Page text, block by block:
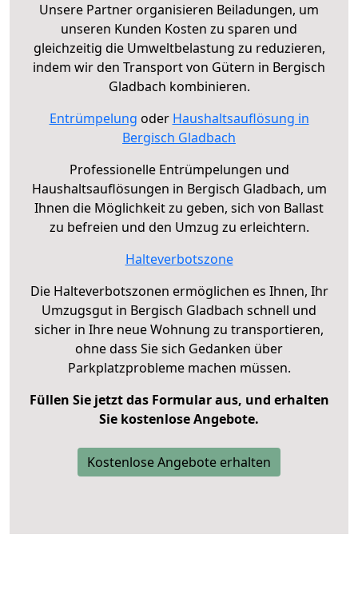
Unsere Partner organisieren Beiladungen, um
unseren Kunden Kosten zu sparen und
gleichzeitig die Umweltbelastung zu reduzieren,
indem wir den Transport von Gütern in Bergisch
Gladbach kombinieren.
Entrümpelung oder Haushaltsauflösung in
Bergisch Gladbach
Professionelle Entrümpelungen und
Haushaltsauflösungen in Bergisch Gladbach, um
Ihnen die Möglichkeit zu geben, sich von Ballast
zu befreien und den Umzug zu erleichtern.
Halteverbotszone
Die Halteverbotszonen ermöglichen es Ihnen, Ihr
Umzugsgut in Bergisch Gladbach schnell und
sicher in Ihre neue Wohnung zu transportieren,
ohne dass Sie sich Gedanken über
Parkplatzprobleme machen müssen.
Füllen Sie jetzt das Formular aus, und erhalten
Sie kostenlose Angebote.
Kostenlose Angebote erhalten